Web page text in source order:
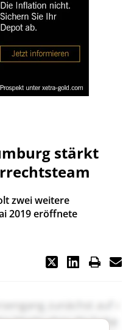
stärkt
zwei weitere
2019 eröffnete